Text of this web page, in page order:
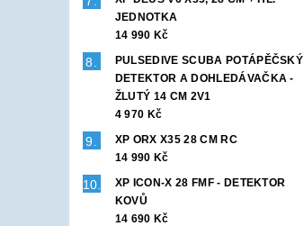
JEDNOTKA
14 990 Kč
PULSEDIVE SCUBA POTÁPĚČSKÝ
DETEKTOR A DOHLEDÁVAČKA -
ŽLUTÝ 14 CM 2V1
4 970 Kč
XP ORX X35 28 CM RC
14 990 Kč
XP ICON-X 28 FMF - DETEKTOR
KOVŮ
14 690 Kč